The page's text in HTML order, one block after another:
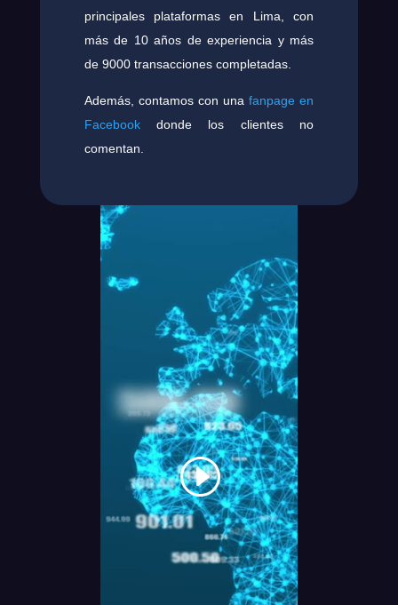
principales plataformas en Lima, con
más de 10 años de experiencia y más
de 9000 transacciones completadas.
Además, contamos con unafanpage en
Facebookdonde los clientes no
comentan.